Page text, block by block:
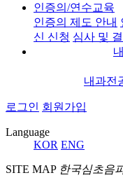
인증의/연수교육
인증의 제도 안내
신 신청 심사 및
내과전
로그인 회원가입
Language
KOR ENG
SITE MAP 한국심초음